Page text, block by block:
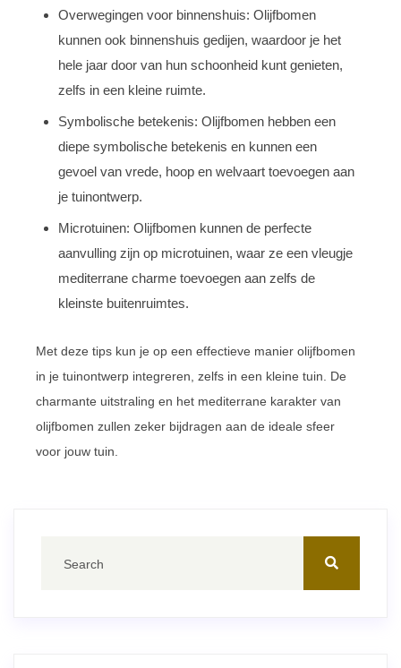
Overwegingen voor binnenshuis: Olijfbomen
kunnen ook binnenshuis gedijen, waardoor je het
hele jaar door van hun schoonheid kunt genieten,
zelfs in een kleine ruimte.
Symbolische betekenis: Olijfbomen hebben een
diepe symbolische betekenis en kunnen een
gevoel van vrede, hoop en welvaart toevoegen aan
je tuinontwerp.
Microtuinen: Olijfbomen kunnen de perfecte
aanvulling zijn op microtuinen, waar ze een vleugje
mediterrane charme toevoegen aan zelfs de
kleinste buitenruimtes.
Met deze tips kun je op een effectieve manier olijfbomen
in je tuinontwerp integreren, zelfs in een kleine tuin. De
charmante uitstraling en het mediterrane karakter van
olijfbomen zullen zeker bijdragen aan de ideale sfeer
voor jouw tuin.